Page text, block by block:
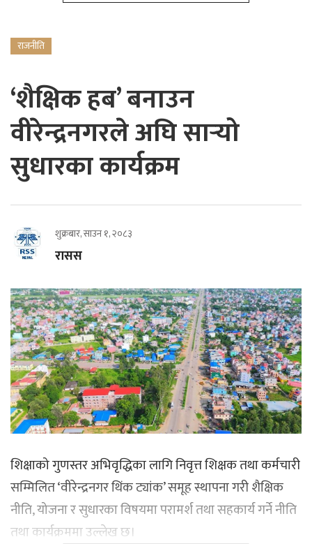
राजनीति
‘शैक्षिक हब’ बनाउन
वीरेन्द्रनगरले अघि सार्‍यो
सुधारका कार्यक्रम
शुक्रबार, साउन १, २०८३
रासस
शिक्षाको गुणस्तर अभिवृद्धिका लागि निवृत्त शिक्षक तथा कर्मचारी
सम्मिलित ‘वीरेन्द्रनगर थिंक ट्यांक’ समूह स्थापना गरी शैक्षिक
नीति, योजना र सुधारका विषयमा परामर्श तथा सहकार्य गर्ने नीति
तथा कार्यक्रममा उल्लेख छ।